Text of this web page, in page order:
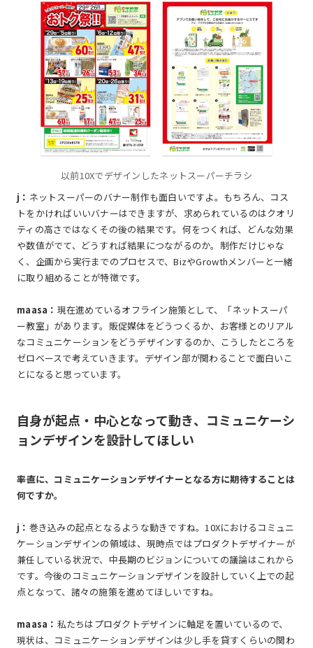
以前10Xでデザインしたネットスーパーチラシ
j： ネットスーパーのバナー制作も面白いですよ。もちろん、コス
トをかければいいバナーはできますが、求められているのはクオリ
ティの高さではなくその後の結果です。何をつくれば、どんな効果
や数値がでて、どうすれば結果につながるのか。制作だけじゃな
く、企画から実行までのプロセスで、BizやGrowthメンバーと一緒
に取り組めることが特徴です。
maasa： 現在進めているオフライン施策として、「ネットスーパ
ー教室」があります。販促媒体をどうつくるか、お客様とのリアル
なコミュニケーションをどうデザインするのか、こうしたところを
ゼロベースで考えていきます。デザイン部が関わることで面白いこ
とになると思っています。
自身が起点・中心となって動き、コミュニケーシ
ョンデザインを設計してほしい
――率直に、コミュニケーションデザイナーとなる方に期待することは
何ですか。
j： 巻き込みの起点となるような動きですね。10Xにおけるコミュニ
ケーションデザインの領域は、現時点ではプロダクトデザイナーが
兼任している状況で、中長期のビジョンについての議論はこれから
です。今後のコミュニケーションデザインを設計していく上での起
点となって、諸々の施策を進めてほしいですね。
maasa： 私たちはプロダクトデザインに軸足を置いているので、
現状は、コミュニケーションデザインは少し手を貸すくらいの関わ